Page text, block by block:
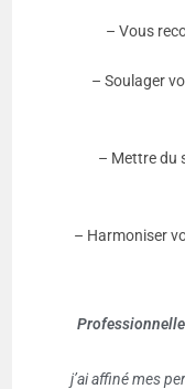
– Vous
– Soulager
– Mettre du
– Harmoniser
j’ai affiné mes